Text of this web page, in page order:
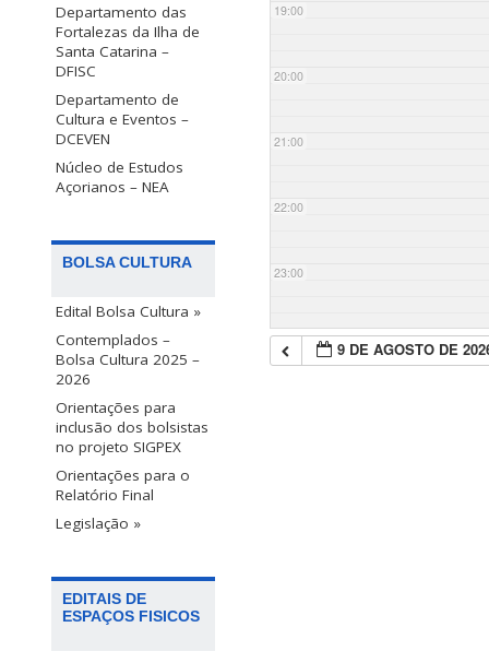
Departamento das
Fortalezas da Ilha de
Santa Catarina –
DFISC
Departamento de
Cultura e Eventos –
DCEVEN
Núcleo de Estudos
Açorianos – NEA
BOLSA CULTURA
Edital Bolsa Cultura »
Contemplados –
Bolsa Cultura 2025 –
2026
Orientações para
inclusão dos bolsistas
no projeto SIGPEX
Orientações para o
Relatório Final
Legislação »
EDITAIS DE
ESPAÇOS FISICOS
19:00
20:00
21:00
22:00
23:00
9 DE AGOSTO DE